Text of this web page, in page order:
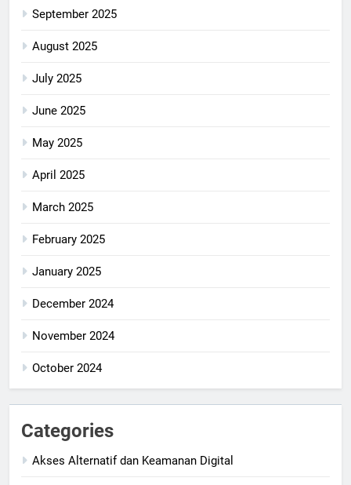
September 2025
August 2025
July 2025
June 2025
May 2025
April 2025
March 2025
February 2025
January 2025
December 2024
November 2024
October 2024
Categories
Akses Alternatif dan Keamanan Digital